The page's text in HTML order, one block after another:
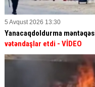
5 Avqust 2026 13:30
Yanacaqdoldurma
vətəndaşlar etdi - VİDEO